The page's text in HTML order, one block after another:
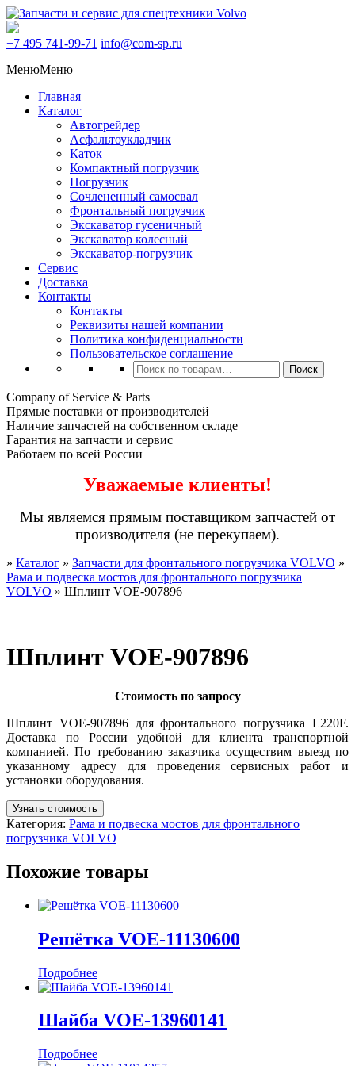
+7 495 741-99-71 info@com-sp.ru
МенюМеню
Главная
Каталог
Автогрейдер
Асфальтоукладчик
Каток
Компактный погрузчик
Погрузчик
Сочлененный самосвал
Фронтальный погрузчик
Экскаватор гусеничный
Экскаватор колесный
Экскаватор-погрузчик
Сервис
Доставка
Контакты
Контакты
Реквизиты нашей компании
Политика конфиденциальности
Пользовательское соглашение
Искать:
Поиск
Company of Service & Parts
Прямые поставки от производителей
Наличие запчастей на собственном складе
Гарантия на запчасти и сервис
Работаем по всей России
Уважаемые клиенты!
Мы являемся прямым поставщиком запчастей от
производителя (не перекупаем).
» Каталог » Запчасти для фронтального погрузчика VOLVO »
Рама и подвеска мостов для фронтального погрузчика
VOLVO » Шплинт VOE-907896
Шплинт VOE-907896
Стоимость по запросу
Шплинт VOE-907896 для фронтального погрузчика L220F.
Доставка по России удобной для клиента транспортной
компанией. По требованию заказчика осуществим выезд по
указанному адресу для проведения сервисных работ и
установки оборудования.
Узнать стоимость
Категория: Рама и подвеска мостов для фронтального
погрузчика VOLVO
Похожие товары
Решётка VOE-11130600
Подробнее
Шайба VOE-13960141
Подробнее